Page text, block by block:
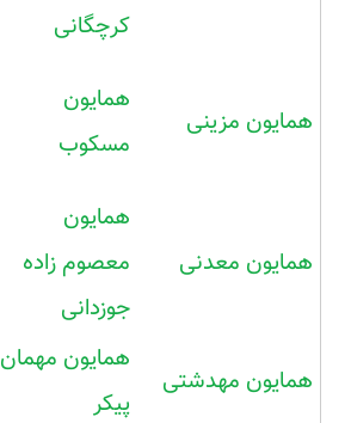
کرچگانی
همایون مزینی
همایون
مسکوب
همایون معدنی
همایون
معصوم زاده
جوزدانی
همایون مهدشتی
همایون مهمان
پیکر